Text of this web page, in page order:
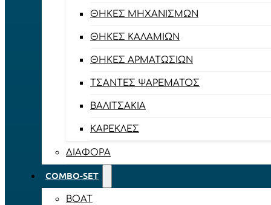
ΘΉΚΕΣ ΜΗΧΑΝΙΣΜΏΝ
ΘΉΚΕΣ ΚΑΛΑΜΙΏΝ
ΘΉΚΕΣ ΑΡΜΑΤΩΣΙΏΝ
ΤΣΆΝΤΕΣ ΨΑΡΈΜΑΤΟΣ
ΒΑΛΙΤΣΆΚΙΑ
ΚΑΡΈΚΛΕΣ
ΔΙΆΦΟΡΑ
COMBO-SET
BOAT